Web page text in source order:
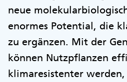
neue
enormes Potential, die
zu ergänzen. Mit der
können Nutzpflanzen
klimaresistenter